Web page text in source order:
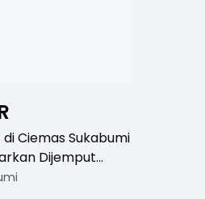
di Ciemas Sukabumi
Dijemput
Polisi